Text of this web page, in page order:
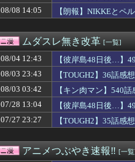
【学園アイドルマスター】一番く
【ラブライブ！】🐣変な声出して
【驚愕】名作『無職転生』凄い事
【速報】ひろゆき、離婚wwwwww
【祝報】声優・衣川里佳さん結婚
【BORUTO】うちはサスケ「神威
【悲報】咲-Saki-さん、もうおっぱ
大人気声優水瀬いのりさんのX乗っ
【鉄血のオルフェンズ】この武器
露悪アニメ化ブーム、はじまるｗ
【ラブライブ！】【画像】絵里さ
【画像】アメリカの最新ラブドー
【朗報】NIKKEのペルソナコラボ、
08/08 14:05
【朗報】NIKKEとペ
ムダスレ無き改革 [一覧]
08/04 12:43
【彼岸島48日後…】
08/03 23:43
【TOUGH2】36話
08/03 03:42
【キン肉マン】540
07/28 13:04
【彼岸島48日後…】
07/27 23:27
【TOUGH2】35話
アニメつぶやき速報‼︎ [一覧]